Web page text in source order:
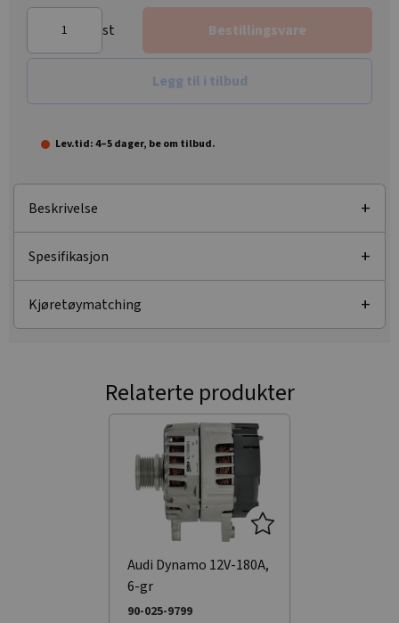
st Bestillingsvare
Legg til i tilbud
Lev.tid: 4–5 dager, be om tilbud.
Beskrivelse
Spesifikasjon
Kjøretøymatching
Relaterte produkter
Audi Dynamo 12V-180A,
6-gr
90-025-9799